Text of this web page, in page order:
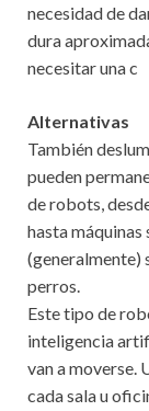
necesidad de
dura
necesitar una c
Alternativas
También
pueden
de robots,
hasta máquinas
(generalmente)
perros.
Este tipo de
inteligencia
van a moverse.
cada sala u